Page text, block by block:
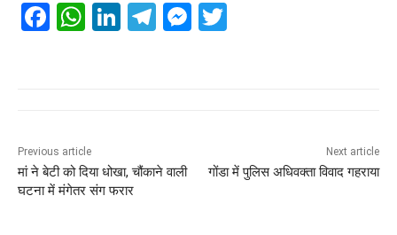
F
o
o
W
p
p
Li
n
T
m
M
er
Previous article
मां ने बेटी को दिया धोखा, चौंकाने वाली
घटना में मंगेतर संग फरार
Next article
गोंडा में पुलिस अधिवक्ता विवाद गहराया